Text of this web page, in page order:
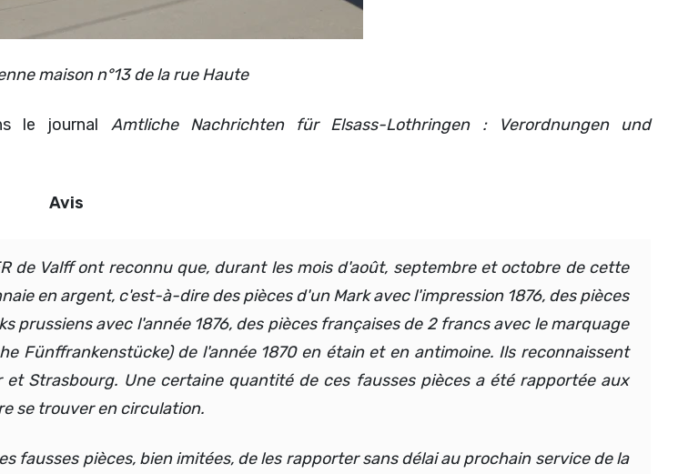
maison n°13 de la rue Haute
le journal Amtliche Nachrichten für Elsass-Lothringen : Verordnungen und
Avis
de Valff ont reconnu que, durant les mois d'août, septembre et octobre de cette
en argent, c'est-à-dire des pièces d'un Mark avec l'impression 1876, des pièces
prussiens avec l'année 1876, des pièces françaises de 2 francs avec le marquage
Fünffrankenstücke) de l'année 1870 en étain et en antimoine. Ils reconnaissent
Strasbourg. Une certaine quantité de ces fausses pièces a été rapportée aux
se trouver en circulation.
fausses pièces, bien imitées, de les rapporter sans délai au prochain service de la